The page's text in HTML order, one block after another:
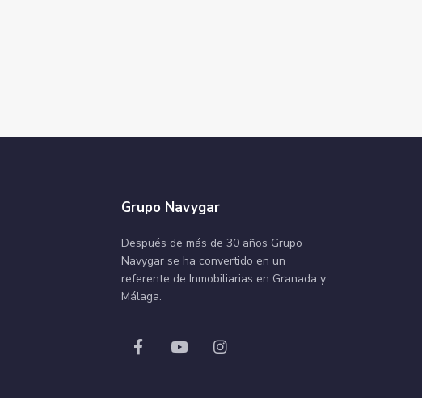
Grupo Navygar
Después de más de 30 años Grupo
Navygar se ha convertido en un
referente de Inmobiliarias en Granada y
Málaga.